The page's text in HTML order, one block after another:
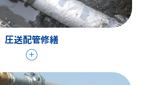
圧送配管修繕